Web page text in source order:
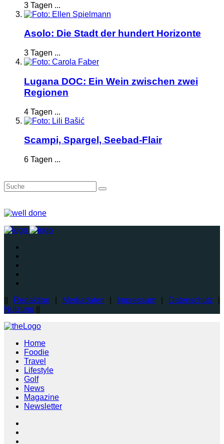
3 Tagen ...
Asolo: Die Stadt der hundert Horizonte
3 Tagen ...
Lugana DOC: Ein Wein zwischen zwei
Regionen
4 Tagen ...
Scampi, Spargel, Seebad-Flair
6 Tagen ...
Redaktion Mediadaten Impressum| Datenschutz
Nutzung
Home
Foodie
Travel
Lifestyle
Golf
News
Magazine
Newsletter